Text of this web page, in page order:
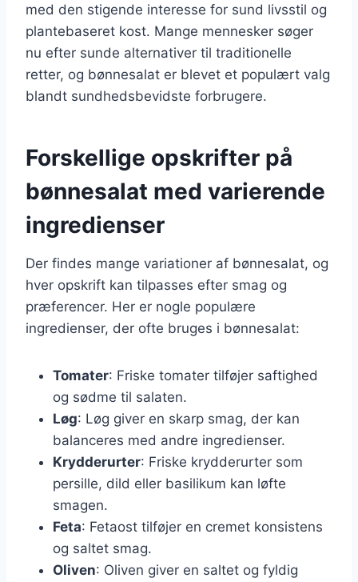
med den stigende interesse for sund livsstil og
plantebaseret kost. Mange mennesker søger
nu efter sunde alternativer til traditionelle
retter, og bønnesalat er blevet et populært valg
blandt sundhedsbevidste forbrugere.
Forskellige opskrifter på
bønnesalat med varierende
ingredienser
Der findes mange variationer af bønnesalat, og
hver opskrift kan tilpasses efter smag og
præferencer. Her er nogle populære
ingredienser, der ofte bruges i bønnesalat:
Tomater: Friske tomater tilføjer saftighed
og sødme til salaten.
Løg: Løg giver en skarp smag, der kan
balanceres med andre ingredienser.
Krydderurter: Friske krydderurter som
persille, dild eller basilikum kan løfte
smagen.
Feta: Fetaost tilføjer en cremet konsistens
og saltet smag.
Oliven: Oliven giver en saltet og fyldig